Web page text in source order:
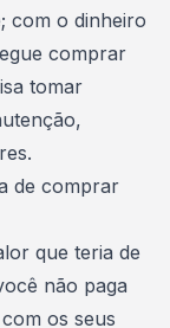
com o dinheiro
comprar
tomar
de comprar
que teria de
não paga
os seus